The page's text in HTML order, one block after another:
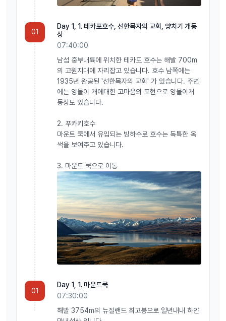
01
Day 1, 1. 테카포호수, 선한목자의 교회, 양치기 개동
상
07:40:00
남섬 중부내륙에 위치한 테카포 호수는 해발 700m
의 고원지대에 자리잡고 있습니다. 호수 남쪽에는
1935년 완공된 '선한목자의 교회' 가 있습니다. 주변
에는 양몰이 개에대한 고마움의 표현으로 양몰이개
동상도 있습니다.
2. 푸카키호수
마운트 쿡에서 유입되는 빙하수로 호수는 독특한 옥
색을 보여주고 있습니다.
3. 마운트 쿡으로 이동
01
Day 1, 1. 마운트쿡
07:30:00
해발 3754m의 뉴질랜드 최고봉으로 일년내내 하얀